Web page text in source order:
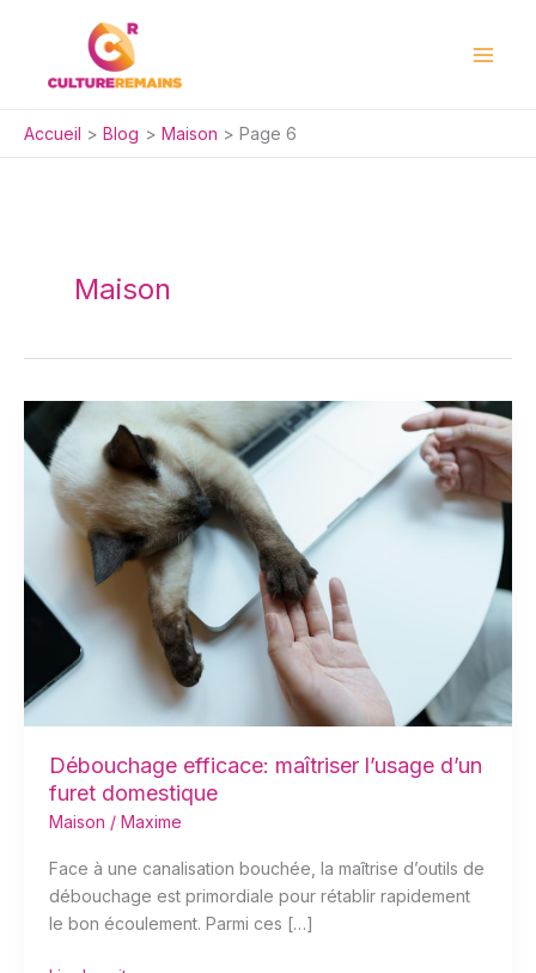
Accueil Blog Maison Page 6
Maison
Débouchage efficace: maîtriser l’usage d’un
furet domestique
Maison / Maxime
Face à une canalisation bouchée, la maîtrise d’outils de
débouchage est primordiale pour rétablir rapidement
le bon écoulement. Parmi ces […]
Débouchage
efficace:
maîtriser
l’usage
d’un
domestique